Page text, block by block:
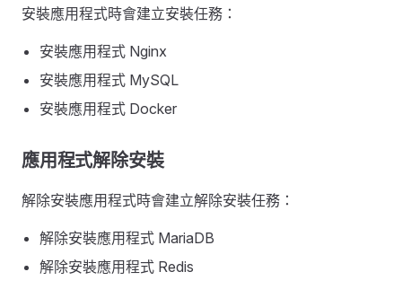
安裝應用程式時會建立安裝任務：
安裝應用程式 Nginx
安裝應用程式 MySQL
安裝應用程式 Docker
應用程式解除安裝
解除安裝應用程式時會建立解除安裝任務：
解除安裝應用程式 MariaDB
解除安裝應用程式 Redis